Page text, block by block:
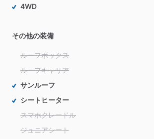
4WD
その他の装備
ルーフボックス
ルーフキャリア
サンルーフ
シートヒーター
スマホクレードル
ジュニアシート